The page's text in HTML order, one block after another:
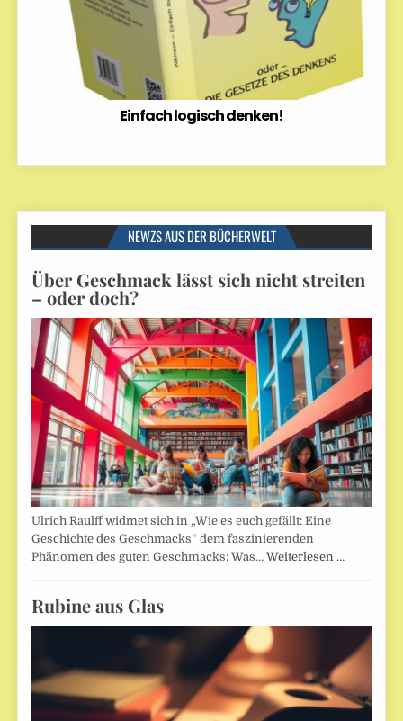
Einfach logisch denken!
NEWZS AUS DER BÜCHERWELT
Über Geschmack lässt sich nicht streiten
– oder doch?
Ulrich Raulff widmet sich in „Wie es euch gefällt: Eine
Geschichte des Geschmacks“ dem faszinierenden
Phänomen des guten Geschmacks: Was…Weiterlesen …
Rubine aus Glas